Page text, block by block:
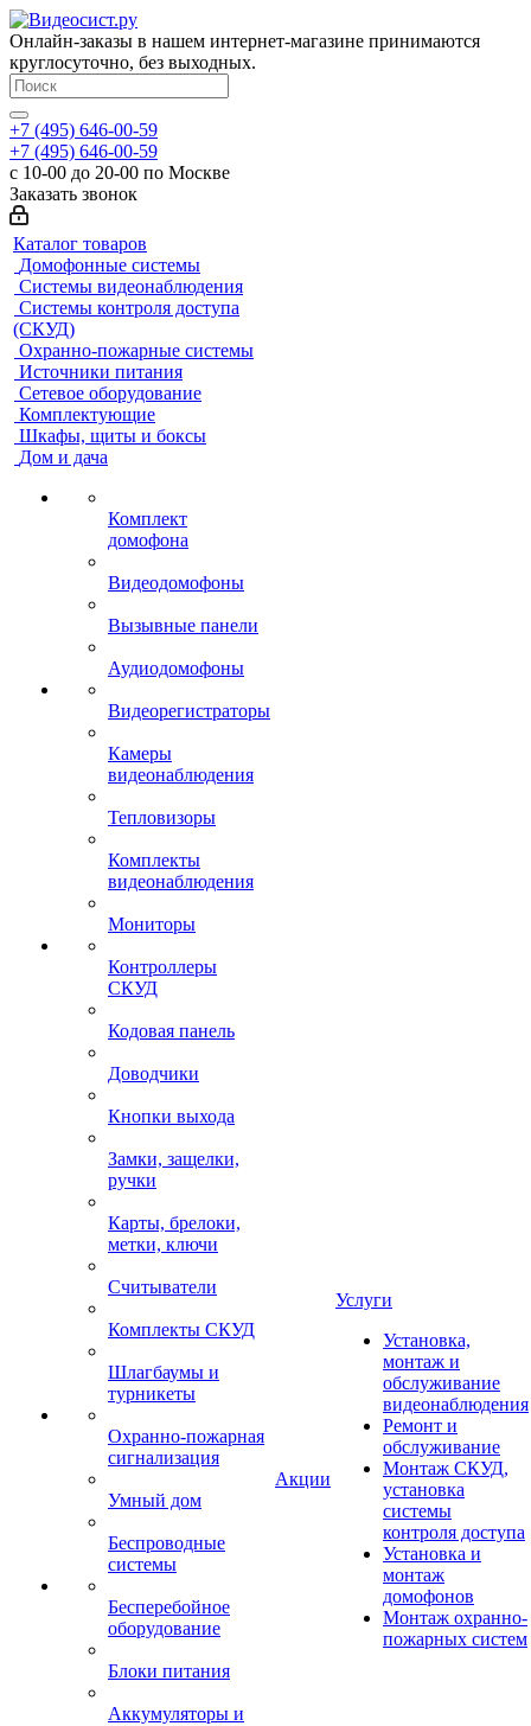
Онлайн-заказы в нашем интернет-магазине принимаются
круглосуточно, без выходных.
+7 (495) 646-00-59
+7 (495) 646-00-59
с 10-00 до 20-00 по Москве
Заказать звонок
Каталог товаров
Домофонные системы
Системы видеонаблюдения
Системы контроля доступа
(СКУД)
Охранно-пожарные системы
Источники питания
Сетевое оборудование
Комплектующие
Шкафы, щиты и боксы
Дом и дача
Комплект
домофона
Видеодомофоны
Вызывные панели
Аудиодомофоны
Видеорегистраторы
Камеры
видеонаблюдения
Тепловизоры
Комплекты
видеонаблюдения
Мониторы
Контроллеры
СКУД
Кодовая панель
Доводчики
Кнопки выхода
Замки, защелки,
ручки
Карты, брелоки,
метки, ключи
Считыватели
Комплекты СКУД
Шлагбаумы и
турникеты
Охранно-пожарная
сигнализация
Умный дом
Беспроводные
системы
Бесперебойное
оборудование
Блоки питания
Аккумуляторы и
Акции
Услуги
Установка,
монтаж и
обслуживание
видеонаблюдения
Ремонт и
обслуживание
Монтаж СКУД,
установка
системы
контроля доступа
Установка и
монтаж
домофонов
Монтаж охранно-
пожарных систем